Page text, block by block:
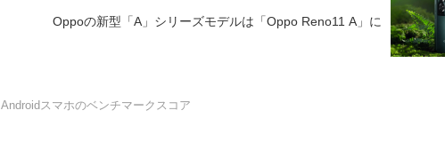
Oppoの新型「A」シリーズモデルは「Oppo Reno11 A」に
Androidスマホのベンチマークスコア